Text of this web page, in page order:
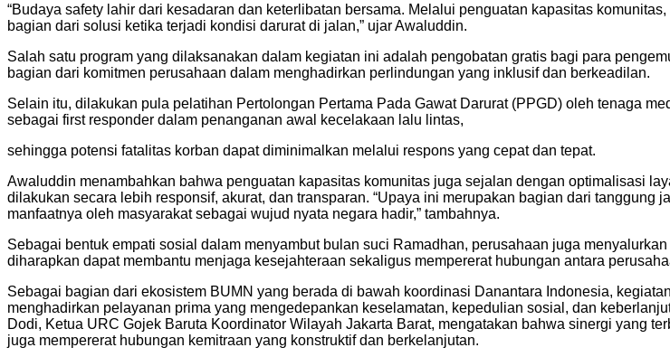
“Budaya safety lahir dari kesadaran dan keterlibatan bersama. Melalui penguatan kapasitas
bagian dari solusi ketika terjadi kondisi darurat di jalan,” ujar Awaluddin.
Salah satu program yang dilaksanakan dalam kegiatan ini adalah pengobatan gratis bagi para
bagian dari komitmen perusahaan dalam menghadirkan perlindungan yang inklusif dan berkeadilan.
Selain itu, dilakukan pula pelatihan Pertolongan Pertama Pada Gawat Darurat (PPGD) oleh tenaga
sebagai first responder dalam penanganan awal kecelakaan lalu lintas,
sehingga potensi fatalitas korban dapat diminimalkan melalui respons yang cepat dan tepat.
Awaluddin menambahkan bahwa penguatan kapasitas komunitas juga sejalan dengan optimalisasi
dilakukan secara lebih responsif, akurat, dan transparan. “Upaya ini merupakan bagian dari
manfaatnya oleh masyarakat sebagai wujud nyata negara hadir,” tambahnya.
Sebagai bentuk empati sosial dalam menyambut bulan suci Ramadhan, perusahaan juga
diharapkan dapat membantu menjaga kesejahteraan sekaligus mempererat hubungan antara
Sebagai bagian dari ekosistem BUMN yang berada di bawah koordinasi Danantara Indonesia,
menghadirkan pelayanan prima yang mengedepankan keselamatan, kepedulian sosial, dan
Dodi, Ketua URC Gojek Baruta Koordinator Wilayah Jakarta Barat, mengatakan bahwa sinergi yang
juga mempererat hubungan kemitraan yang konstruktif dan berkelanjutan.